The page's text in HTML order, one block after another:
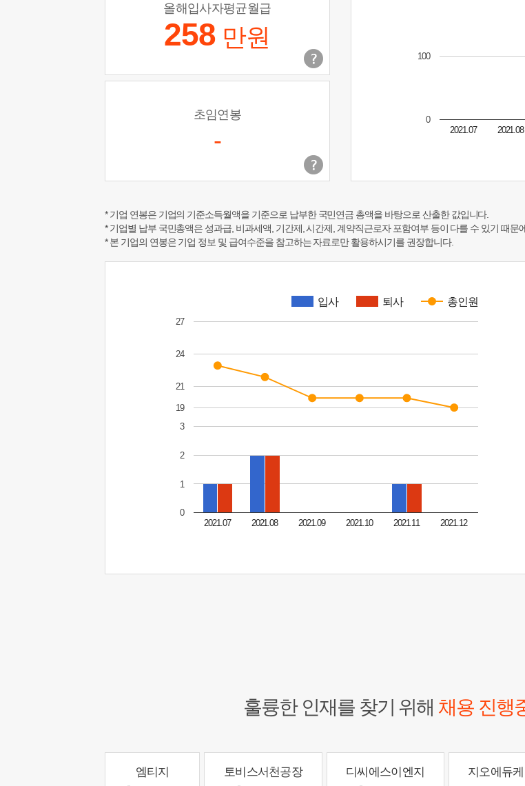
올해입사자평균월급
258 만원
초임연봉
- 2021.07 2021.08
0
100
* 기업 연봉은 기업의 기준소득월액을 기준으로 납부한 국민연금 총액을 바탕으로 산출한 값입니다.
* 기업별 납부 국민총액은 성과급, 비과세액, 기간제, 시간제, 계약직근로자 포함여부 등이 다를 수 있기 때문
* 본 기업의 연봉은 기업 정보 및 급여수준을 참고하는 자료로만 활용하시기를 권장합니다.
입사 퇴사 총인원
2021.07 2021.08 2021.09 2021.10 2021.11 2021.12
0
1
2
3
19
21
24
27
훌륭한 인재를 찾기 위해 채용 진행
엠티지 토비스서천공장 디씨에스이엔지 지오에듀